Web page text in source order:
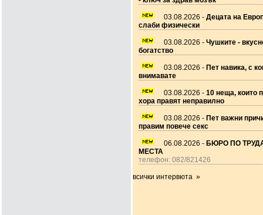
03.08.2026 - Децата на
слаби физически
03.08.2026 - Чушките -
богатство
03.08.2026 - Пет навика, с
внимавате
03.08.2026 - 10 неща, които
хора правят неправилно
03.08.2026 - Пет важни
правим повече секс
06.08.2026 - БЮРО ПО
МЕСТА
телефон: 082/821426
всички интервюта »